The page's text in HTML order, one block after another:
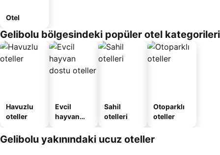
Otel
Gelibolu bölgesindeki popüler otel kategorileri
Havuzlu
oteller
Evcil
hayvan
oteller
Sahil
otelleri
Otoparklı
oteller
Gelibolu yakınındaki ucuz oteller